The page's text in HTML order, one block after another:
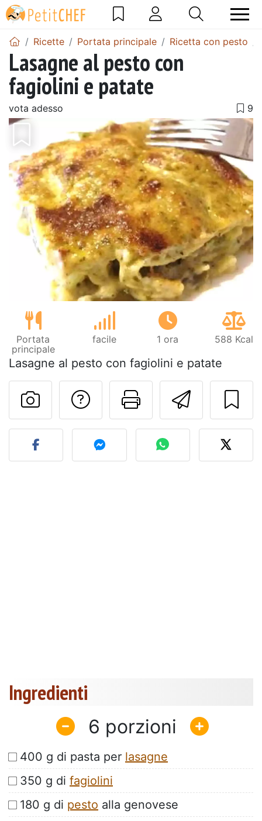
Ricette Portata principale Ricetta con pesto
Lasagne al pesto con
fagiolini e patate
vota adesso
Portata
principale
facile 1 ora 588 Kcal
Lasagne al pesto con fagiolini e patate
Invia
Stampa la
Contatta l'autore
Pubblica la foto di
Ingredienti
6
400 g di pasta per lasagne
350 g di fagiolini
180 g di pesto alla genovese